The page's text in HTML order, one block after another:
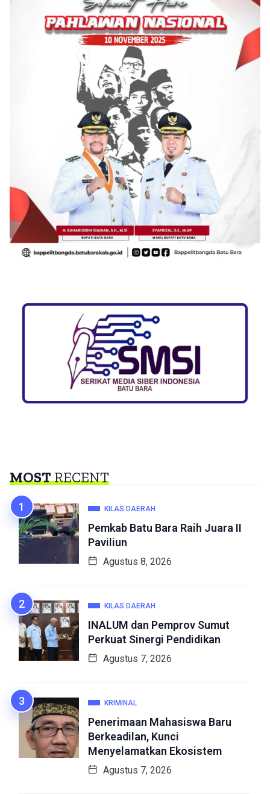
MOSTRECENT
KILAS DAERAH
Pemkab Batu Bara Raih Juara II
Paviliun
Agustus 8, 2026
KILAS DAERAH
INALUM dan Pemprov Sumut
Perkuat Sinergi Pendidikan
Agustus 7, 2026
KRIMINAL
Penerimaan Mahasiswa Baru
Berkeadilan, Kunci
Menyelamatkan Ekosistem
Agustus 7, 2026